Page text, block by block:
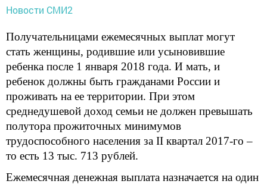
Новости СМИ2
Получательницами ежемесячных выплат могут
стать женщины, родившие или усыновившие
ребенка после 1 января 2018 года. И мать, и
ребенок должны быть гражданами России и
проживать на ее территории. При этом
среднедушевой доход семьи не должен превышать
полутора прожиточных минимумов
трудоспособного населения за II квартал 2017-го –
то есть 13 тыс. 713 рублей.
Ежемесячная денежная выплата назначается на один